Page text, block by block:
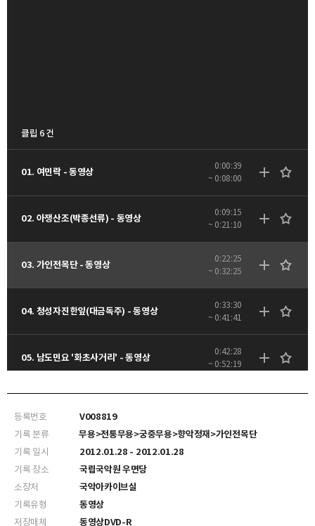
클립 6 건
01. 여민락 - 동영상
0:00:39
~ 0:08:00
02. 아쟁산조(박종선류) - 동영상
0:09:15
~ 0:21:10
03. 가인전목단 - 동영상
0:22:25
~ 0:32:25
04. 청성자진한잎(대금독주) - 동영상
0:33:30
~ 0:41:41
05. 남도민요 '화초사거리' - 동영상
0:42:28
~ 0:52:19
1:06:40
등록번호
V008819
기록 분류
무용>전통무용>궁중무용>향악정재>가인전목단
기록 일시
2012.01.28 - 2012.01.28
기록 장소
국립국악원 우면당
소장처
국악아카이브실
기록유형
동영상
저장매체
동영상DVD-R